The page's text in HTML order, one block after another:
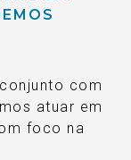
com
atuar em
foco na